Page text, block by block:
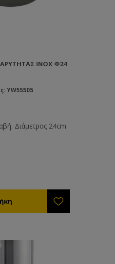
ΙΝΟΧ Φ24
YW55505
Διάμετρος 24cm.